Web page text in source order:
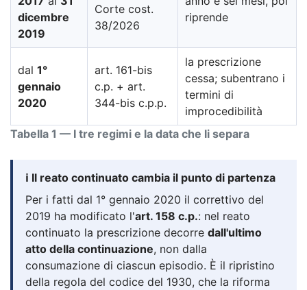
Tabella 1 — I tre regimi e la data che li separa
dicembre
2019
Corte cost.
38/2026
riprende
dal 1°
gennaio
2020
art. 161-bis
c.p. + art.
344-bis c.p.p.
la prescrizione
cessa; subentrano i
termini di
improcedibilità
ℹ️ Il reato continuato cambia il punto di partenza
Per i fatti dal 1° gennaio 2020 il correttivo del
2019 ha modificato l'art. 158 c.p.: nel reato
continuato la prescrizione decorre dall'ultimo
atto della continuazione, non dalla
consumazione di ciascun episodio. È il ripristino
della regola del codice del 1930, che la riforma